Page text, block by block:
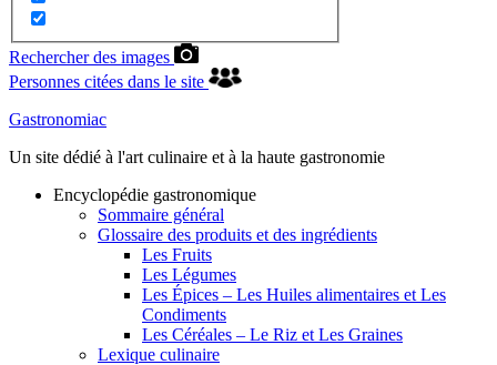
Rechercher des images
Personnes citées dans le site
Gastronomiac
Un site dédié à l'art culinaire et à la haute gastronomie
Encyclopédie gastronomique
Sommaire général
Glossaire des produits et des ingrédients
Les Fruits
Les Légumes
Les Épices – Les Huiles alimentaires et Les
Condiments
Les Céréales – Le Riz et Les Graines
Lexique culinaire